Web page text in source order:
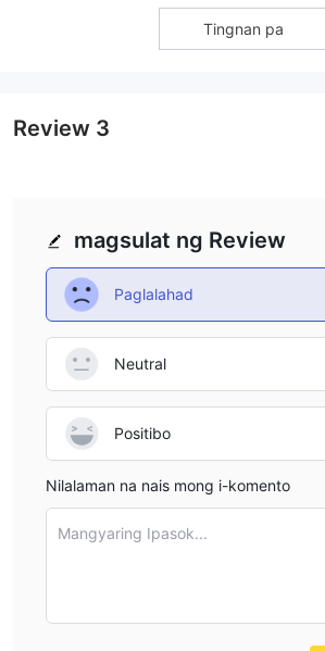
Tingnan pa
magsulat ng Review
Paglalahad
Neutral
Positibo
Nilalaman na nais mong i-komento
Mangyaring Ipasok...
Review 3